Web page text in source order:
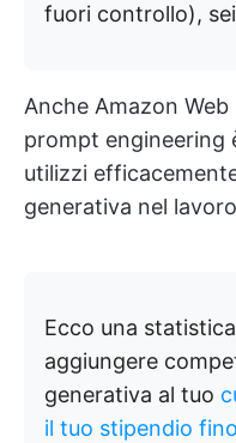
fuori controllo),
Anche Amazon
prompt engineering
utilizzi
generativa nel
Ecco una
aggiungere
generativa al tuo
il tuo stipendio